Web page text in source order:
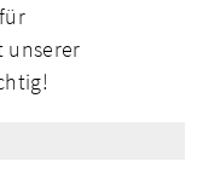
unserer